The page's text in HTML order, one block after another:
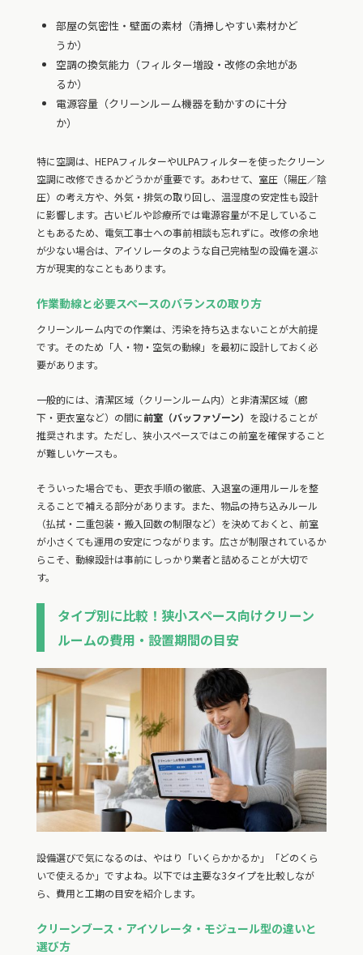
部屋の気密性・壁面の素材（清掃しやすい素材かど
うか）
空調の換気能力（フィルター増設・改修の余地があ
るか）
電源容量（クリーンルーム機器を動かすのに十分
か）
特に空調は、HEPAフィルターやULPAフィルターを使ったクリーン
空調に改修できるかどうかが重要です。あわせて、室圧（陽圧／陰
圧）の考え方や、外気・排気の取り回し、温湿度の安定性も設計
に影響します。古いビルや診療所では電源容量が不足しているこ
ともあるため、電気工事士への事前相談も忘れずに。改修の余地
が少ない場合は、アイソレータのような自己完結型の設備を選ぶ
方が現実的なこともあります。
作業動線と必要スペースのバランスの取り方
クリーンルーム内での作業は、汚染を持ち込まないことが大前提
です。そのため「人・物・空気の動線」を最初に設計しておく必
要があります。
一般的には、清潔区域（クリーンルーム内）と非清潔区域（廊
下・更衣室など）の間に前室（バッファゾーン） を設けることが
推奨されます。ただし、狭小スペースではこの前室を確保すること
が難しいケースも。
そういった場合でも、更衣手順の徹底、入退室の運用ルールを整
えることで補える部分があります。また、物品の持ち込みルール
（払拭・二重包装・搬入回数の制限など）を決めておくと、前室
が小さくても運用の安定につながります。広さが制限されているか
らこそ、動線設計は事前にしっかり業者と詰めることが大切で
す。
タイプ別に比較！狭小スペース向けクリーン
ルームの費用・設置期間の目安
設備選びで気になるのは、やはり「いくらかかるか」「どのくら
いで使えるか」ですよね。以下では主要な3タイプを比較しなが
ら、費用と工期の目安を紹介します。
クリーンブース・アイソレータ・モジュール型の違いと
選び方